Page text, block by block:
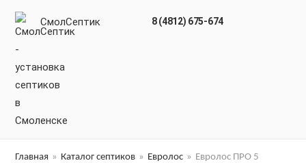
СмолСептик 8 (4812) 675-674
Главная » Каталог септиков » Евролос » Евролос ПРО 5